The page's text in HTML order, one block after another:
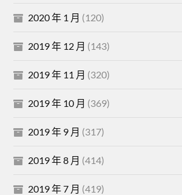
2020 年 1 月 (120)
2019 年 12 月 (143)
2019 年 11 月 (320)
2019 年 10 月 (369)
2019 年 9 月 (317)
2019 年 8 月 (414)
2019 年 7 月 (419)